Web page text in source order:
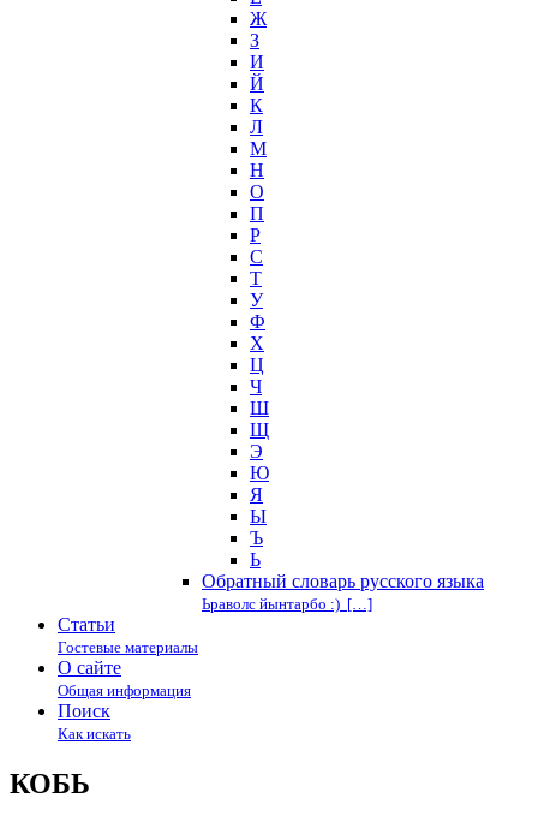
Ж
З
И
Й
К
Л
М
Н
О
П
Р
С
Т
У
Ф
Х
Ц
Ч
Ш
Щ
Э
Ю
Я
Ы
Ъ
Ь
Обратный словарь русского языка
Ьраволс йынтарбо :) […]
Статьи
Гостевые материалы
О сайте
Общая информация
Поиск
Как искать
КОБЬ